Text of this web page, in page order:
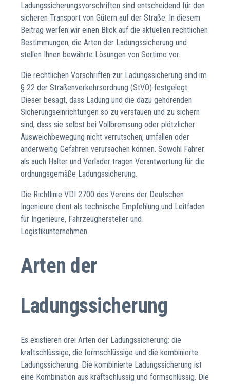
Ladungssicherungsvorschriften sind entscheidend für den
sicheren Transport von Gütern auf der Straße. In diesem
Beitrag werfen wir einen Blick auf die aktuellen rechtlichen
Bestimmungen, die Arten der Ladungssicherung und
stellen Ihnen bewährte Lösungen von Sortimo vor.
Die rechtlichen Vorschriften zur Ladungssicherung sind im
§ 22 der Straßenverkehrsordnung (StVO) festgelegt.
Dieser besagt, dass Ladung und die dazu gehörenden
Sicherungseinrichtungen so zu verstauen und zu sichern
sind, dass sie selbst bei Vollbremsung oder plötzlicher
Ausweichbewegung nicht verrutschen, umfallen oder
anderweitig Gefahren verursachen können. Sowohl Fahrer
als auch Halter und Verlader tragen Verantwortung für die
ordnungsgemäße Ladungssicherung.
Die Richtlinie VDI 2700 des Vereins der Deutschen
Ingenieure dient als technische Empfehlung und Leitfaden
für Ingenieure, Fahrzeughersteller und
Logistikunternehmen.
Arten der
Ladungssicherung
Es existieren drei Arten der Ladungssicherung: die
kraftschlüssige, die formschlüssige und die kombinierte
Ladungssicherung. Die kombinierte Ladungssicherung ist
eine Kombination aus kraftschlüssig und formschlüssig. Die